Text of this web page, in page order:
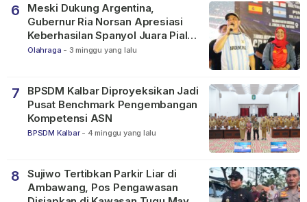
6
Meski Dukung Argentina,
Gubernur Ria Norsan Apresiasi
Keberhasilan Spanyol Juara Piala
Dunia FIFA 2026
Olahraga - 3 minggu yang lalu
7
BPSDM Kalbar Diproyeksikan Jadi
Pusat Benchmark Pengembangan
Kompetensi ASN
BPSDM Kalbar - 4 minggu yang lalu
8
Sujiwo Tertibkan Parkir Liar di
Ambawang, Pos Pengawasan